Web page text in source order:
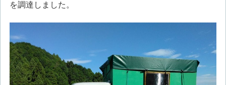
を調達しました。